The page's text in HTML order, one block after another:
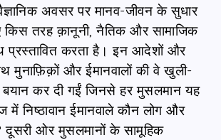
अवसर पर मानव-जीवन के सुधार
किस तरह क़ानूनी, नैतिक और सामाजिक
प्रस्तावित करता है। इन आदेशों और
मुनाफ़िक़ों और ईमानवालों की वे खुली-
बयान कर दी गईं जिनसे हर मुसलमान यह
निष्ठावान ईमानवाले कौन लोग और
दूसरी ओर मुसलमानों के सामूहिक